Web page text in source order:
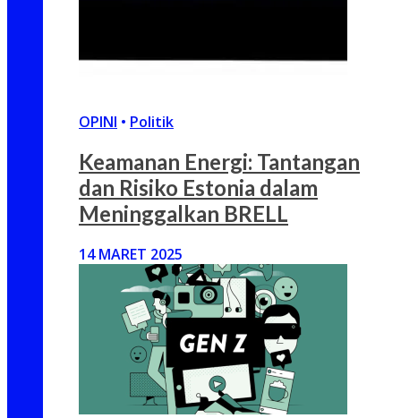
OPINI • Politik
Keamanan Energi: Tantangan
dan Risiko Estonia dalam
Meninggalkan BRELL
14 MARET 2025